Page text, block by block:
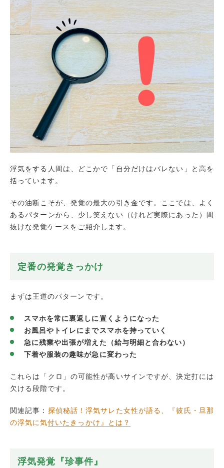
覚
実録③：夫婦間はレスなのに避妊具が鞄の
中にあって発覚
実録④：予測変換・カーナビ履歴の消し忘
れ
浮気発覚！その後にやってはいけない「NG行
動」
感情的に問い詰める
家を飛び出す（別居する）
無理やりスマホを見る・ロックを解除する
知っておくべき残酷な現実：「寝言」や
「LINE」は証拠にならない？
寝言は「ただの夢」で片付けられる
LINEの画面・スクショの限界
ならない
法的に強い証拠（不貞の証拠）とは。
浮気発覚その後の「正しいステップ」
ステップ2：日記をつける
定」を依頼する
弁護士へ）
まとめ
浮気をする人間は、どこかで「自分だけはバレない」と高を
括っています。
その油断こそが、発覚の最大の引き金です。ここでは、よく
あるパターンから、少し笑えない（けれど実際にあった）間
抜けな発覚ケースをご紹介します。
定番の発覚きっかけ
まずは王道のパターンです。
スマホを常に裏返しに置くようになった
お風呂やトイレにまでスマホを持っていく
急に残業や出張が増えた（給与明細と合わない）
下着や服装の趣味が急に変わった
これらは「クロ」の可能性が高いサインですが、決定打には
欠ける段階です。
関連記事： 探偵秘話！浮気サレた女性が語る、『彼氏・旦那
の浮気に気付いたきっかけ』とは？
浮気発覚『珍事件』